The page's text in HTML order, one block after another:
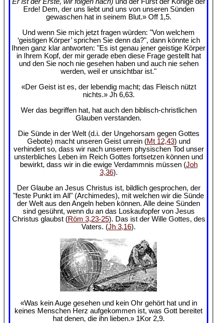
Erde! Dem, der uns liebt und uns von unseren Sünden
gewaschen hat in seinem Blut.» Off 1,5.
Und wenn Sie mich jetzt fragen würden: "Von welchem
‘geistigen Körper’ sprichen Sie denn da?", dann könnte ich
Ihnen ganz klar antworten: "Es ist genau jener geistige Körper
in Ihrem Kopf, der mir gerade eben diese Frage gestellt hat
und den Sie noch nie gesehen haben und auch nie sehen
werden, weil er unsichtbar ist."
«Der Geist ist es, der lebendig macht; das Fleisch nützt
nichts.» Jh 6,63.
Wer das begriffen hat, hat auch den biblisch-christlichen
Glauben verstanden.
Die Sünde in der Welt (d.i. der Ungehorsam gegen Gottes
Gebote) macht unseren Geist unrein (Mt 12,43) und
verhindert so, dass wir nach unserem physischen Tod unser
unsterbliches Leben im Reich Gottes fortsetzen können und
bewirkt, dass wir in die ewige Verdammnis müssen (Joh
3,36).
Der Glaube an Jesus Christus ist, bildlich gesprochen, der
"feste Punkt im All" (Archimedes), mit welchen wir die Sünde
der Welt aus den Angeln heben können. Alle deine Sünden
sind gesühnt, wenn du an das Loskaufopfer von Jesus
Christus glaubst (Röm 3,23-25). Das ist der Wille Gottes, des
Vaters. (Jh 3,16).
«Was kein Auge gesehen und kein Ohr gehört hat und in
keines Menschen Herz aufgekommen ist, was Gott bereitet
hat denen, die ihn lieben.» 1Kor 2,9.